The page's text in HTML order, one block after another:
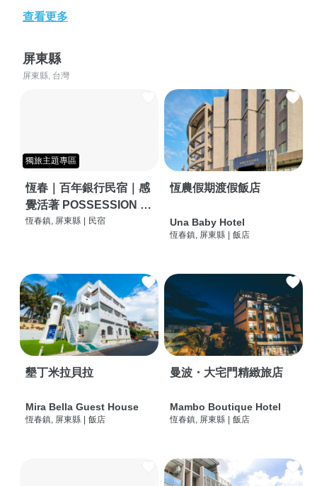
查看更多
屏東縣
屏東縣, 台灣
獨旅主題專區
恆春｜百年銀行民宿｜感
覺活著 POSSESSION |
背包客棧 | 恆春必住特色
恆春鎮, 屏東縣 民宿
恆農假期渡假飯店
Una Baby Hotel
恆春鎮, 屏東縣 飯店
墾丁米拉貝拉
Mira Bella Guest House
恆春鎮, 屏東縣 飯店
曼波・大宅門精緻旅店
Mambo Boutique Hotel
恆春鎮, 屏東縣 飯店